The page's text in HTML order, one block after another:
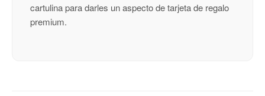
cartulina para darles un aspecto de tarjeta de regalo
premium.